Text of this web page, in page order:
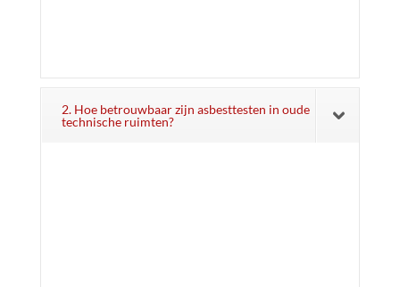
2. Hoe betrouwbaar zijn asbesttesten in oude
technische ruimten?